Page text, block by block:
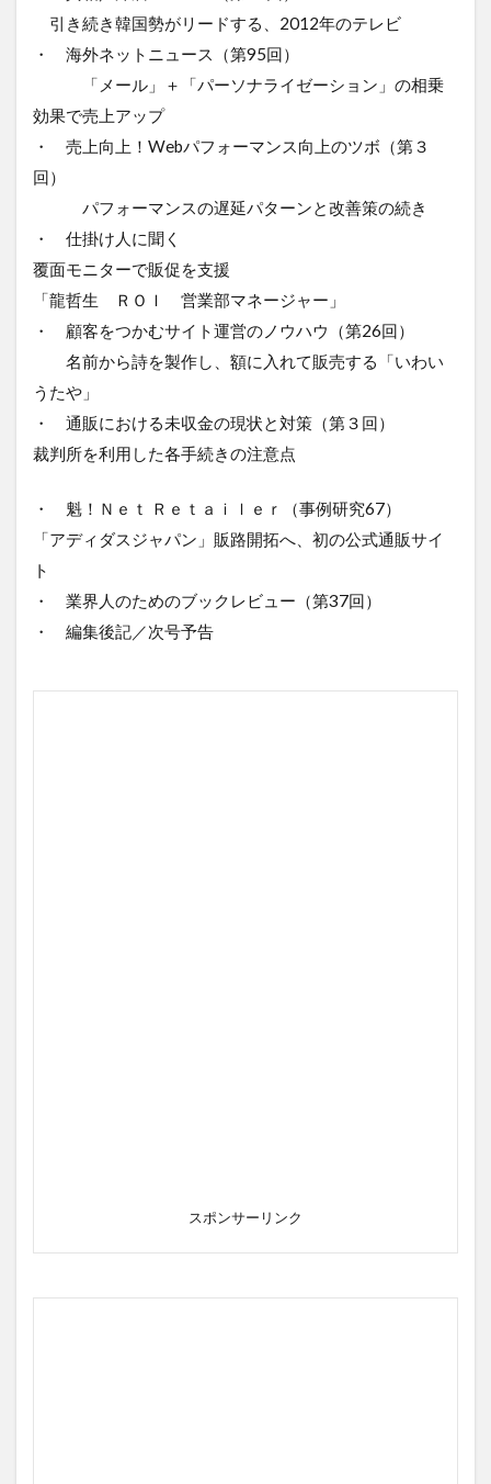
引き続き韓国勢がリードする、2012年のテレビ
・ 海外ネットニュース（第95回）
「メール」＋「パーソナライゼーション」の相乗
効果で売上アップ
・ 売上向上！Webパフォーマンス向上のツボ（第３
回）
パフォーマンスの遅延パターンと改善策の続き
・ 仕掛け人に聞く
覆面モニターで販促を支援
「龍哲生 ＲＯＩ 営業部マネージャー」
・ 顧客をつかむサイト運営のノウハウ（第26回）
名前から詩を製作し、額に入れて販売する「いわい
うたや」
・ 通販における未収金の現状と対策（第３回）
裁判所を利用した各手続きの注意点
・ 魁！Ｎｅｔ Ｒｅｔａｉｌｅｒ（事例研究67）
「アディダスジャパン」販路開拓へ、初の公式通販サイ
ト
・ 業界人のためのブックレビュー（第37回）
・ 編集後記／次号予告
スポンサーリンク